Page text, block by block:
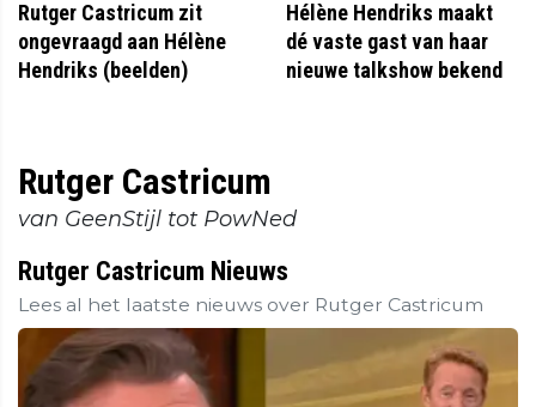
Rutger Castricum zit
ongevraagd aan Hélène
Hendriks (beelden)
Hélène Hendriks maakt
dé vaste gast van haar
nieuwe talkshow bekend
Rutger Castricum
van GeenStijl tot PowNed
Rutger Castricum Nieuws
Lees al het laatste nieuws over Rutger Castricum